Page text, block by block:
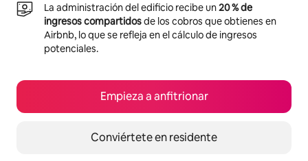
La administración del edificio recibe un20 % de
ingresos compartidosde los cobros que obtienes en
Airbnb, lo que se refleja en el cálculo de ingresos
potenciales.
Empieza a anfitrionar
Conviértete en residente